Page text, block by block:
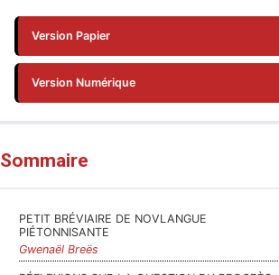
Version Papier
Version Numérique
Sommaire
PETIT BRÉVIAIRE DE NOVLANGUE
PIÉTONNISANTE
Gwenaël Breës